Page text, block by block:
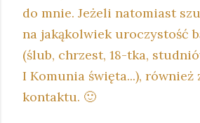
do mnie. Jeżeli natomiast
na jakąkolwiek uroczystość
(ślub, chrzest, 18-tka,
I Komunia święta...), również
kontaktu. 🙂